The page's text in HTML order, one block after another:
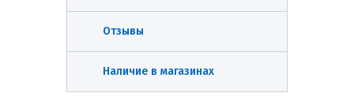
Отзывы
Наличие в магазинах